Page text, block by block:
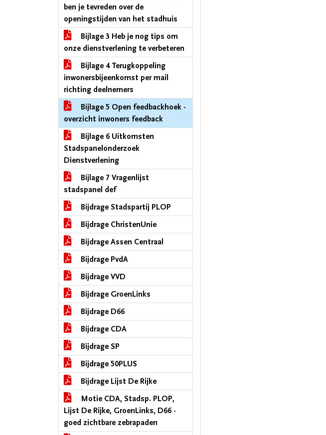
ben je tevreden over de
openingstijden van het stadhuis
Bijlage 3 Heb je nog tips om
onze dienstverlening te verbeteren
Bijlage 4 Terugkoppeling
inwonersbijeenkomst per mail
richting deelnemers
Bijlage 5 Open feedbackhoek -
overzicht inwoners feedback
Bijlage 6 Uitkomsten
Stadspanelonderzoek
Dienstverlening
Bijlage 7 Vragenlijst
stadspanel def
Bijdrage Stadspartij PLOP
Bijdrage ChristenUnie
Bijdrage Assen Centraal
Bijdrage PvdA
Bijdrage VVD
Bijdrage GroenLinks
Bijdrage D66
Bijdrage CDA
Bijdrage SP
Bijdrage 50PLUS
Bijdrage Lijst De Rijke
Motie CDA, Stadsp. PLOP,
Lijst De Rijke, GroenLinks, D66 -
goed zichtbare zebrapaden